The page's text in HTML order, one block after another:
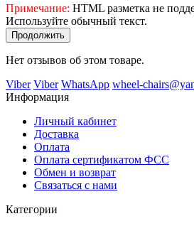
Примечание: HTML разметка не
Используйте обычный текст.
Продолжить
Нет отзывов об этом товаре.
Viber Viber WhatsApp wheel-
Информация
Личный кабинет
Доставка
Оплата
Оплата сертификатом ФСС
Обмен и возврат
Связаться с нами
Категории